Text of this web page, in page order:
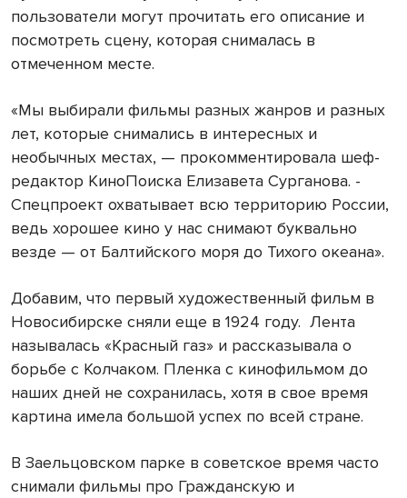
пользователи могут прочитать его описание и
посмотреть сцену, которая снималась в
отмеченном месте.
«Мы выбирали фильмы разных жанров и разных
лет, которые снимались в интересных и
необычных местах, — прокомментировала шеф-
редактор КиноПоиска Елизавета Сурганова. -
Спецпроект охватывает всю территорию России,
ведь хорошее кино у нас снимают буквально
везде — от Балтийского моря до Тихого океана».
Добавим, что первый художественный фильм в
Новосибирске сняли еще в 1924 году. Лента
называлась «Красный газ» и рассказывала о
борьбе с Колчаком. Пленка с кинофильмом до
наших дней не сохранилась, хотя в свое время
картина имела большой успех по всей стране.
В Заельцовском парке в советское время часто
снимали фильмы про Гражданскую и